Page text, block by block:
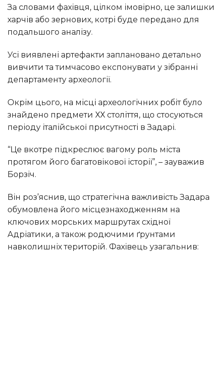
За словами фахівця, цілком імовірно, це залишки
харчів або зернових, котрі буде передано для
подальшого аналізу.
Усі виявлені артефакти заплановано детально
вивчити та тимчасово експонувати у зібранні
департаменту археології.
Окрім цього, на місці археологічних робіт було
знайдено предмети ХХ століття, що стосуються
періоду італійської присутності в Задарі.
“Це вкотре підкреслює вагому роль міста
протягом його багатовікової історії”, – зауважив
Борзіч.
Він роз’яснив, що стратегічна важливість Задара
обумовлена його місцезнаходженням на
ключових морських маршрутах східної
Адріатики, а також родючими ґрунтами
навколишніх територій. Фахівець узагальнив: